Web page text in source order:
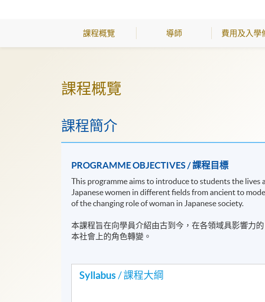
課程概覽 導師 費用及入學
課程概覽
課程簡介
PROGRAMME OBJECTIVES / 課程目標
This programme aims to introduce to students the
Japanese women in different fields from ancient to
of the changing role of woman in Japanese society.
本課程旨在向學員介紹由古到今，在各領域具影響力
本社會上的角色轉變。
Syllabus / 課程大綱